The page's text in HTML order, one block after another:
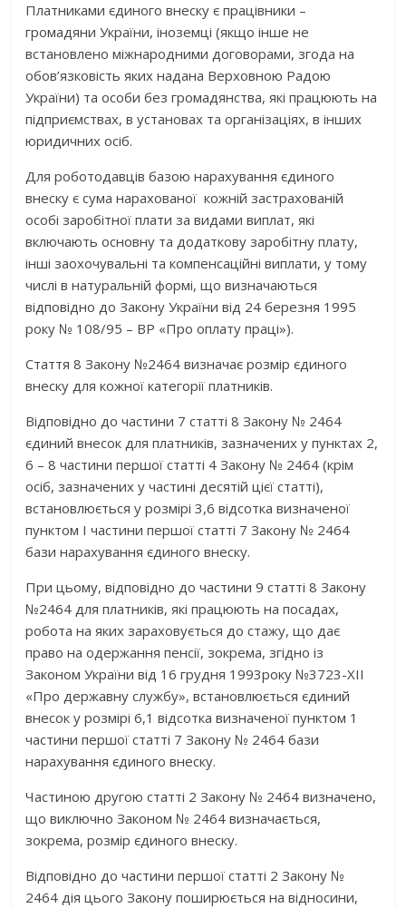
Платниками єдиного внеску є працівники –
громадяни України, іноземці (якщо інше не
встановлено міжнародними договорами, згода на
обов’язковість яких надана Верховною Радою
України) та особи без громадянства, які працюють на
підприємствах, в установах та організаціях, в інших
юридичних осіб.
Для роботодавців базою нарахування єдиного
внеску є сума нарахованої кожній застрахованій
особі заробітної плати за видами виплат, які
включають основну та додаткову заробітну плату,
інші заохочувальні та компенсаційні виплати, у тому
числі в натуральній формі, що визначаються
відповідно до Закону України від 24 березня 1995
року № 108/95 – ВР «Про оплату праці»).
Стаття 8 Закону №2464 визначає розмір єдиного
внеску для кожної категорії платників.
Відповідно до частини 7 статті 8 Закону № 2464
єдиний внесок для платників, зазначених у пунктах 2,
6 – 8 частини першої статті 4 Закону № 2464 (крім
осіб, зазначених у частині десятій цієї статті),
встановлюється у розмірі 3,6 відсотка визначеної
пунктом І частини першої статті 7 Закону № 2464
бази нарахування єдиного внеску.
При цьому, відповідно до частини 9 статті 8 Закону
№2464 для платників, які працюють на посадах,
робота на яких зараховується до стажу, що дає
право на одержання пенсії, зокрема, згідно із
Законом України від 16 грудня 1993року №3723-ХІI
«Про державну службу», встановлюється єдиний
внесок у розмірі 6,1 відсотка визначеної пунктом 1
частини першої статті 7 Закону № 2464 бази
нарахування єдиного внеску.
Частиною другою статті 2 Закону № 2464 визначено,
що виключно Законом № 2464 визначається,
зокрема, розмір єдиного внеску.
Відповідно до частини першої статті 2 Закону №
2464 дія цього Закону поширюється на відносини,